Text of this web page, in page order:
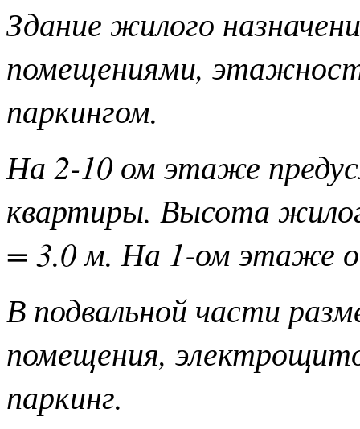
Здание жилого
помещениями,
паркингом.
На 2-10 ом этаже
квартиры. Высота
= 3.0 м. На 1-ом этаже
В подвальной части
помещения,
паркинг.